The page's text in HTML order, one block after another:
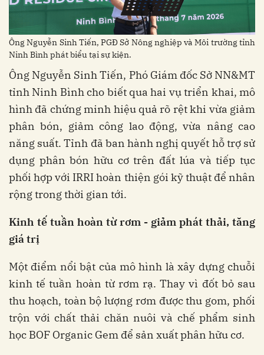
Ông Nguyễn Sinh Tiến, PGĐ Sở Nông nghiệp và Môi trường tỉnh
Ninh Bình phát biểu tại sự kiện.
Ông Nguyễn Sinh Tiến, Phó Giám đốc Sở NN&MT
tỉnh Ninh Bình cho biết qua hai vụ triển khai, mô
hình đã chứng minh hiệu quả rõ rệt khi vừa giảm
phân bón, giảm công lao động, vừa nâng cao
năng suất. Tỉnh đã ban hành nghị quyết hỗ trợ sử
dụng phân bón hữu cơ trên đất lúa và tiếp tục
phối hợp với IRRI hoàn thiện gói kỹ thuật để nhân
rộng trong thời gian tới.
Kinh tế tuần hoàn từ rơm - giảm phát thải, tăng
giátrị
Một điểm nổi bật của mô hình là xây dựng chuỗi
kinh tế tuần hoàn từ rơm rạ. Thay vì đốt bỏ sau
thu hoạch, toàn bộ lượng rơm được thu gom, phối
trộn với chất thải chăn nuôi và chế phẩm sinh
học BOF Organic Gem để sản xuất phân hữu cơ.